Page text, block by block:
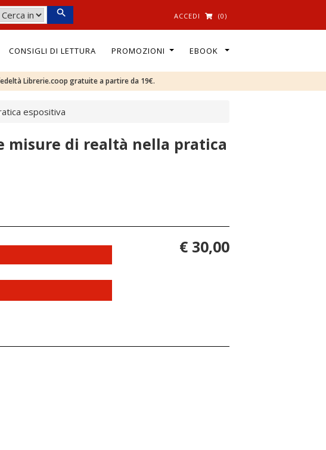
ACCEDI (0)
CONSIGLI DI LETTURA PROMOZIONI EBOOK
Librerie.coop gratuite a partire da 19€.
espositiva
misure di realtà nella pratica
€ 30,00